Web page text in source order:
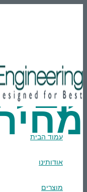
עמוד הבית
אודותינו
מוצרים
קבל